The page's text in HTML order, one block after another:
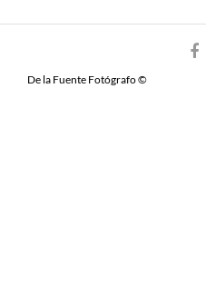
De la Fuente Fotógrafo ©